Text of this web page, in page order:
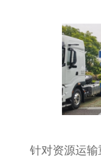
针对资源运